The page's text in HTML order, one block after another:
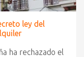
ley del
ha rechazado el